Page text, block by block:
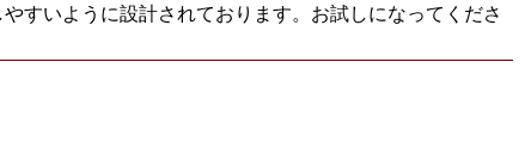
すいように設計されております。お試しになってくださ